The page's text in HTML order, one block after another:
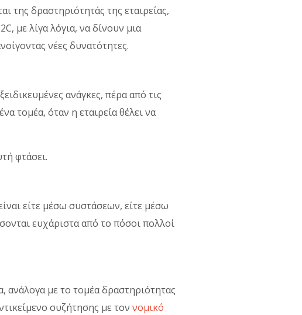
της δραστηριότητάς της εταιρείας,
με λίγα λόγια, να δίνουν μια
νέες δυνατότητες.
ανάγκες, πέρα από τις
τομέα, όταν η εταιρεία θέλει να
φτάσει.
είτε μέσω συστάσεων, είτε μέσω
ευχάριστα από το πόσοι πολλοί
ανάλογα με το τομέα δραστηριότητας
συζήτησης με τον νομικό